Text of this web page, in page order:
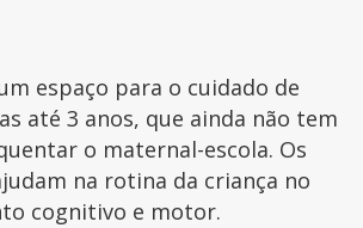
espaço para o cuidado de
até 3 anos, que ainda não tem
o maternal-escola. Os
na rotina da criança no
cognitivo e motor.